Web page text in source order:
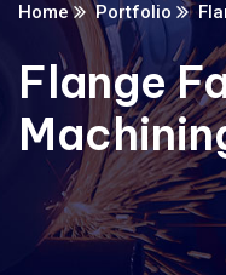
Home Portfolio
Flange